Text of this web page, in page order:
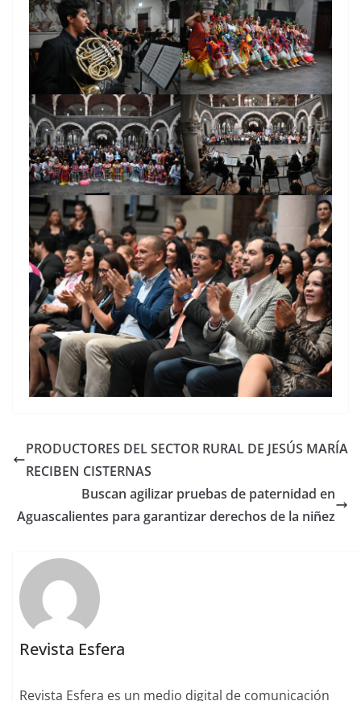
PRODUCTORES DEL SECTOR RURAL DE JESÚS MARÍA
RECIBEN CISTERNAS
Buscan agilizar pruebas de paternidad en
Aguascalientes para garantizar derechos de la niñez
Revista Esfera
Revista Esfera es un medio digital de comunicación